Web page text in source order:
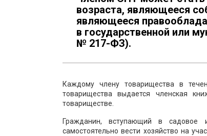
возраста, являющееся
являющееся
в государственной или
№ 217-ФЗ).
Каждому члену товарищества в
товарищества выдается членская
товариществе.
Гражданин, вступающий в садовое
самостоятельно вести хозяйство на